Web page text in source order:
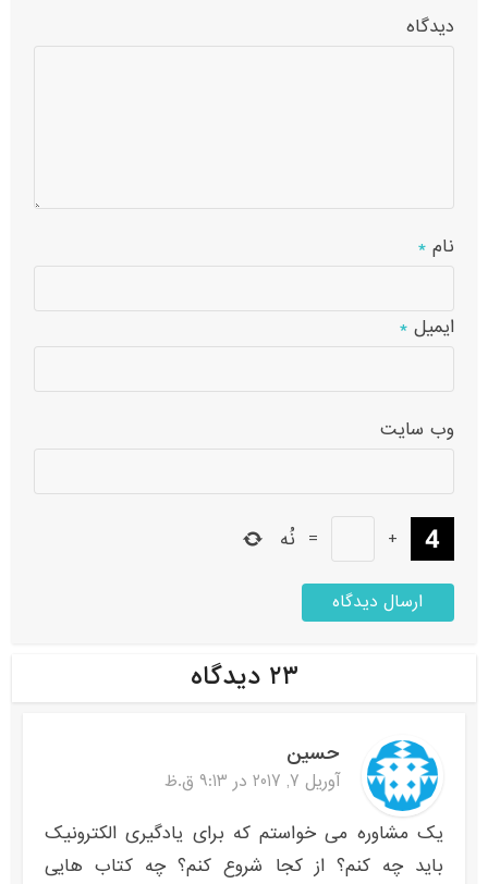
دیدگاه
نام*
ایمیل*
وب‌ سایت
+
= نُه
۲۳ دیدگاه
حسین
آوریل 7, 2017 در 9:13 ق.ظ
یک مشاوره می خواستم که برای یادگیری الکترونیک
باید چه کنم؟ از کجا شروع کنم؟ چه کتاب هایی